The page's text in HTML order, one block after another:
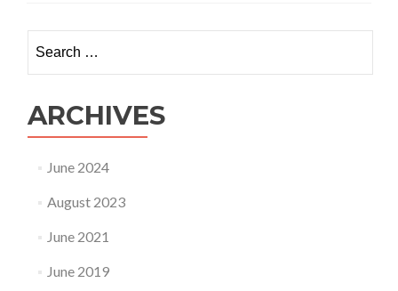
for:
ARCHIVES
June 2024
August 2023
June 2021
June 2019